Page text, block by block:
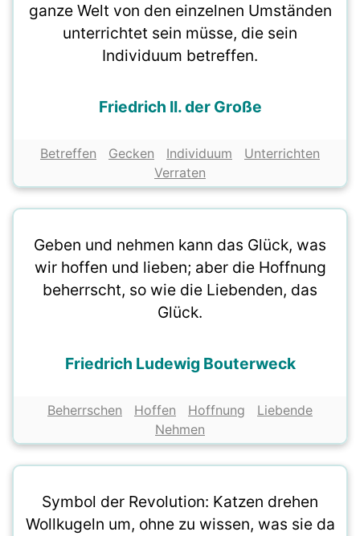
ganze Welt von den einzelnen Umständen
unterrichtet sein müsse, die sein
Individuum betreffen.
Friedrich II. der Große
Betreffen Gecken Individuum
Unterrichten
Verraten
Geben und nehmen kann das Glück, was
wir hoffen und lieben; aber die Hoffnung
beherrscht, so wie die Liebenden, das
Glück.
Friedrich Ludewig Bouterweck
Beherrschen Hoffen Hoffnung
Liebende
Nehmen
Symbol der Revolution: Katzen drehen
Wollkugeln um, ohne zu wissen, was sie da